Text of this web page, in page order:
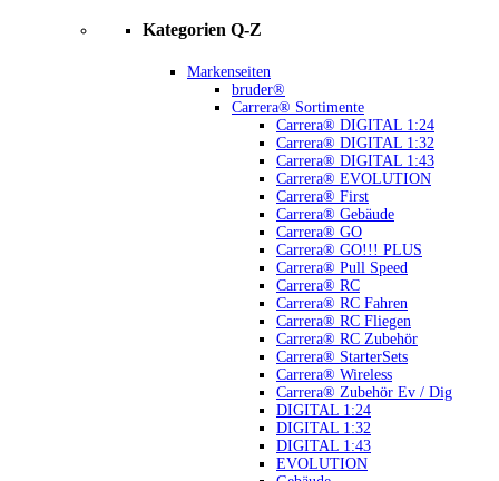
Kategorien Q-Z
Markenseiten
bruder®
Carrera® Sortimente
Carrera® DIGITAL 1:24
Carrera® DIGITAL 1:32
Carrera® DIGITAL 1:43
Carrera® EVOLUTION
Carrera® First
Carrera® Gebäude
Carrera® GO
Carrera® GO!!! PLUS
Carrera® Pull Speed
Carrera® RC
Carrera® RC Fahren
Carrera® RC Fliegen
Carrera® RC Zubehör
Carrera® StarterSets
Carrera® Wireless
Carrera® Zubehör Ev / Dig
DIGITAL 1:24
DIGITAL 1:32
DIGITAL 1:43
EVOLUTION